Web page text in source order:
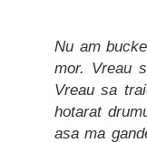
Nu am
mor. Vreau
Vreau sa
hotarat
asa ma